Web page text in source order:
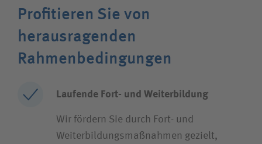
Profitieren Sie von
herausragenden
Rahmenbedingungen
Laufende Fort- und Weiterbildung
Wir fördern Sie durch Fort- und
Weiterbildungsmaßnahmen gezielt,